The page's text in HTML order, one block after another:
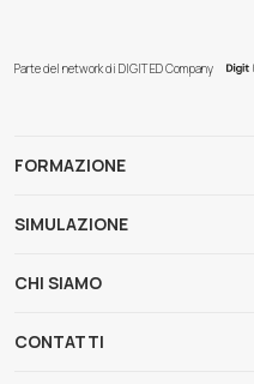
Parte del network di DIGIT ED Company
FORMAZIONE
SIMULAZIONE
CHI SIAMO
CONTATTI